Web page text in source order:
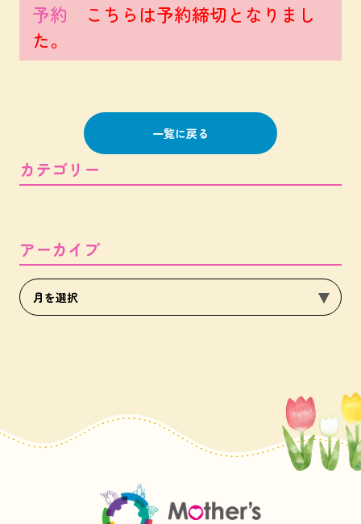
予約
こちらは予約締切となりまし
た。
一覧に戻る
カテゴリー
アーカイブ